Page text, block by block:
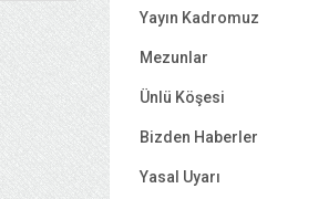
Yayın Kadromuz
Mezunlar
Ünlü Köşesi
Bizden Haberler
Yasal Uyarı